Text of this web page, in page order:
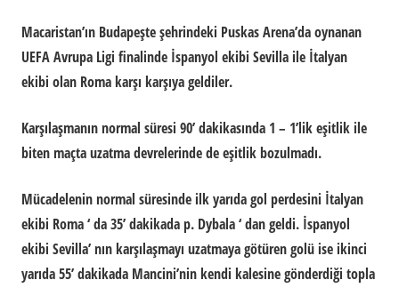
Macaristan’ın Budapeşte şehrindeki Puskas Arena’da oynanan
UEFA Avrupa Ligi finalinde İspanyol ekibi Sevilla ile İtalyan
ekibi olan Roma karşı karşıya geldiler.
Karşılaşmanın normal süresi 90’ dakikasında 1 – 1’lik eşitlik ile
biten maçta uzatma devrelerinde de eşitlik bozulmadı.
Mücadelenin normal süresinde ilk yarıda gol perdesini İtalyan
ekibi Roma ‘ da 35’ dakikada p. Dybala ‘ dan geldi. İspanyol
ekibi Sevilla’ nın karşılaşmayı uzatmaya götüren golü ise ikinci
yarıda 55’ dakikada Mancini’nin kendi kalesine gönderdiği topla